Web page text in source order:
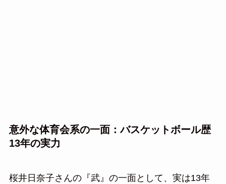
意外な体育会系の一面：バスケットボール歴
13年の実力
桜井日奈子さんの『武』の一面として、実は13年